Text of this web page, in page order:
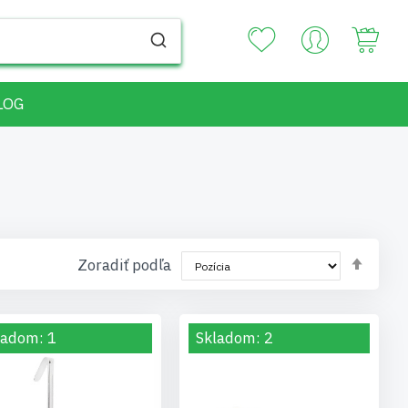
Zoradiť podľa
1 Skladom: 2